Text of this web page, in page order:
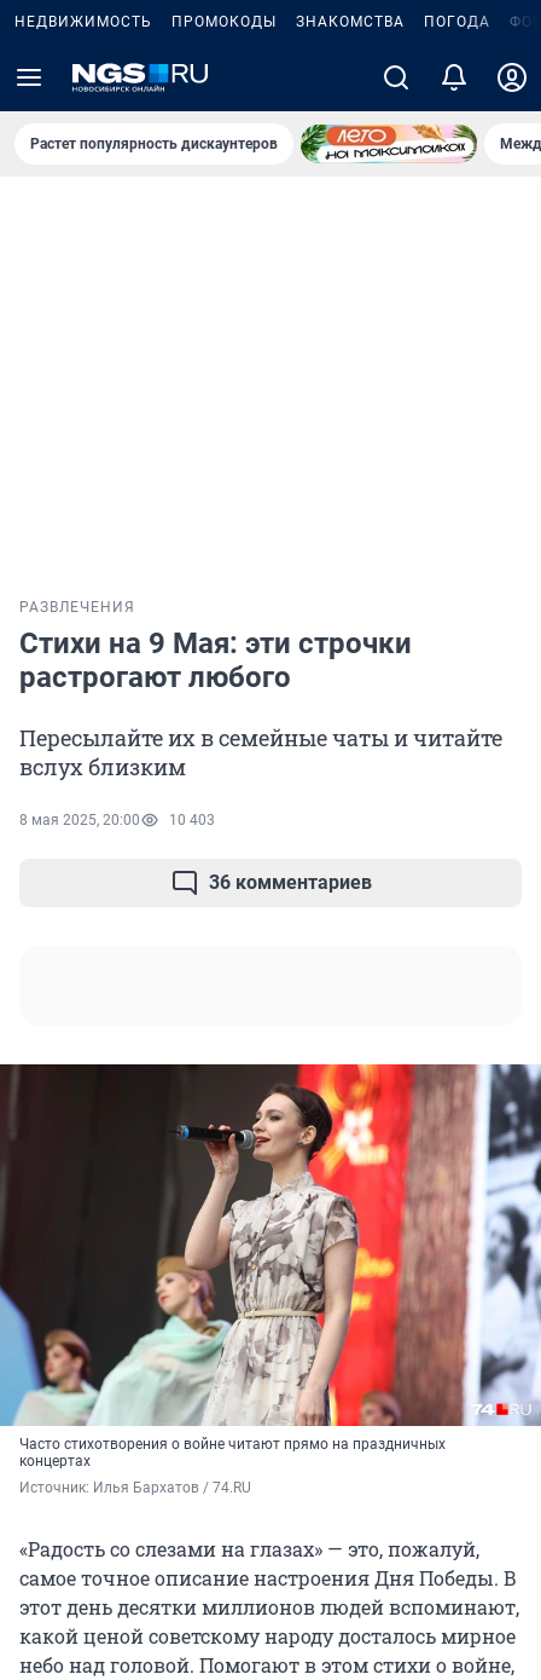
НЕДВИЖИМОСТЬ ПРОМОКОДЫ ЗНАКОМСТВА ПОГОДА
Растет популярность дискаунтеров
РАЗВЛЕЧЕНИЯ
Стихи на 9 Мая: эти строчки
растрогают любого
Пересылайте их в семейные чаты и читайте
вслух близким
8 мая 2025, 20:00 10 403
36 комментариев
Часто стихотворения о войне читают прямо на праздничных
концертах
Источник: Илья Бархатов / 74.RU
«Радость со слезами на глазах» — это, пожалуй,
самое точное описание настроения Дня Победы. В
этот день десятки миллионов людей вспоминают,
какой ценой советскому народу досталось мирное
небо над головой. Помогают в этом стихи о войне,